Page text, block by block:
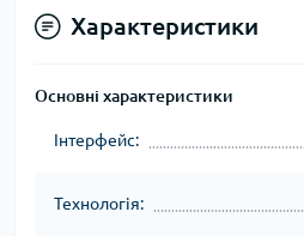
Характеристики
Основні характеристики
Інтерфейс:
Технологія: